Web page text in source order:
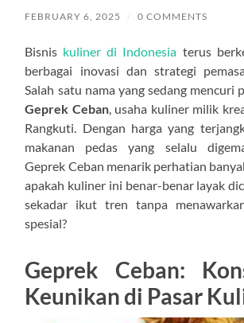
FEBRUARY 6, 2025 / 0 COMMENTS
Bisnis kuliner di Indonesia terus
berbagai inovasi dan strategi
Salah satu nama yang sedang mencuri
Geprek Ceban, usaha kuliner milik
Rangkuti. Dengan harga yang
makanan pedas yang selalu
Geprek Ceban menarik perhatian
apakah kuliner ini benar-benar layak
sekadar ikut tren tanpa
spesial?
Geprek Ceban:
Keunikan di Pasar